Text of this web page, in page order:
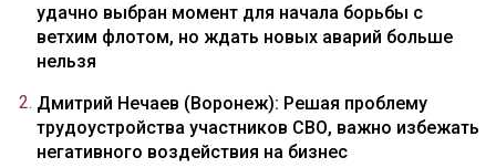
удачно выбран момент для начала борьбы с
ветхим флотом, но ждать новых аварий больше
нельзя
Дмитрий Нечаев (Воронеж): Решая проблему
трудоустройства участников СВО, важно избежать
негативного воздействия на бизнес